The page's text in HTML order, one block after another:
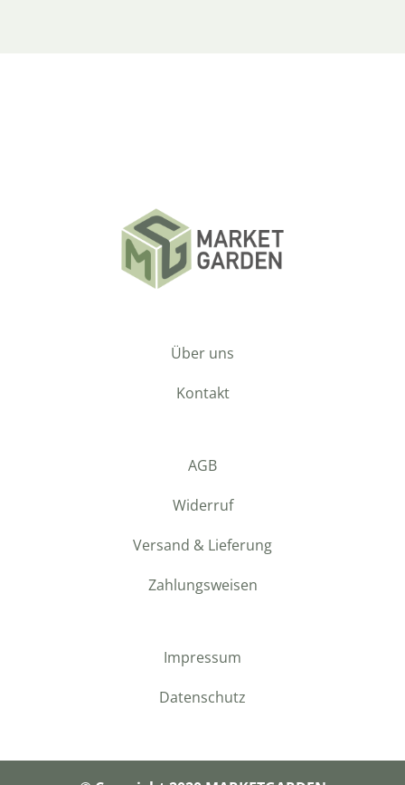
Über uns
Kontakt
AGB
Widerruf
Versand & Lieferung
Zahlungsweisen
Impressum
Datenschutz